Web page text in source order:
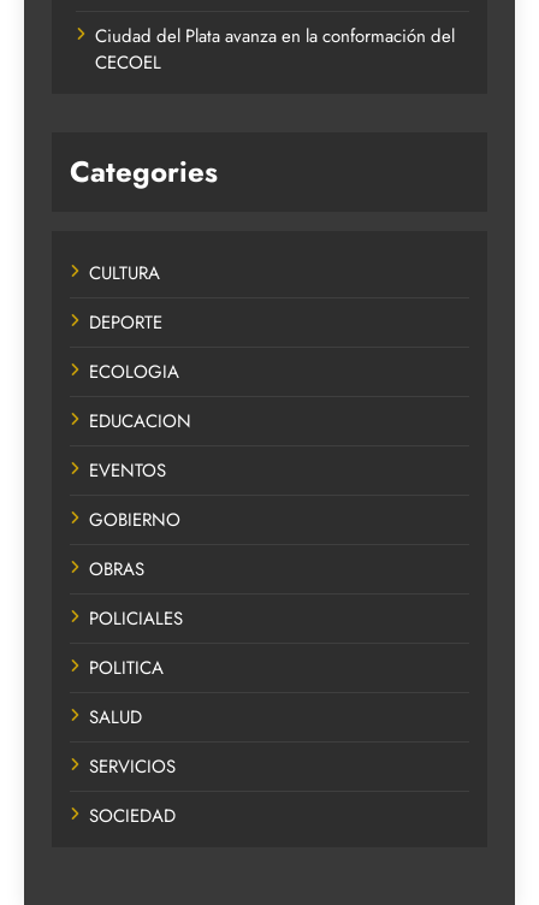
Ciudad del Plata avanza en la conformación del
CECOEL
Categories
CULTURA
DEPORTE
ECOLOGIA
EDUCACION
EVENTOS
GOBIERNO
OBRAS
POLICIALES
POLITICA
SALUD
SERVICIOS
SOCIEDAD